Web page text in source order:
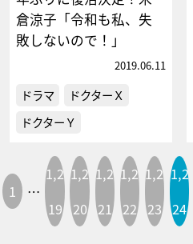
倉涼子「令和も私、失
敗しないので！」
2019.06.11
ドラマ
ドクターＸ
ドクターＹ
1 …
1,2
19
1,2
20
1,2
21
1,2
22
1,2
23
1,2
24